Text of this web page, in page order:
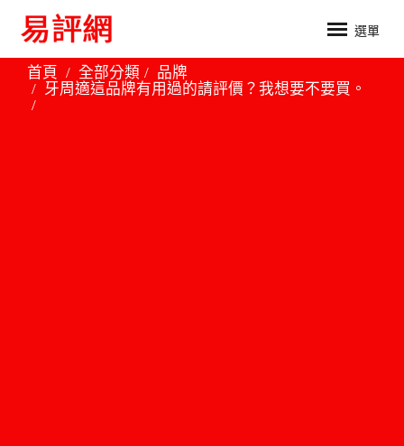
選單
首頁 全部分類
品牌
牙周適這品牌有用過的請評價？我想要不要買。